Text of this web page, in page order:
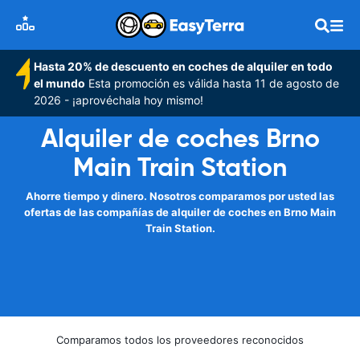
Hasta 20% de descuento en coches de alquiler en todo
el mundo Esta promoción es válida hasta 11 de agosto de
2026 - ¡aprovéchala hoy mismo!
Alquiler de coches Brno
Main Train Station
Ahorre tiempo y dinero. Nosotros comparamos por usted las
ofertas de las compañías de alquiler de coches en Brno Main
Train Station.
Comparamos todos los proveedores reconocidos